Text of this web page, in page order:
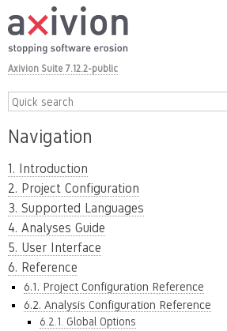
Axivion Suite 7.12.2-public
Navigation
1. Introduction
2. Project Configuration
3. Supported Languages
4. Analyses Guide
5. User Interface
6. Reference
6.1. Project Configuration Reference
6.2. Analysis Configuration Reference
6.2.1. Global Options